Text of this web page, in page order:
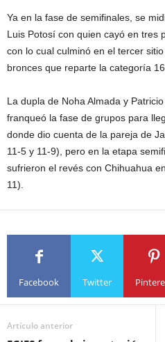
Ya en la fase de semifinales, se
Luis Potosí con quien cayó en tres
con lo cual culminó en el tercer
bronces que reparte la categoría
La dupla de Noha Almada y
franqueó la fase de grupos para
donde dio cuenta de la pareja de
11-5 y 11-9), pero en la etapa
sufrieron el revés con Chihuahua
11).
Facebook Twitter
Artículo anterior